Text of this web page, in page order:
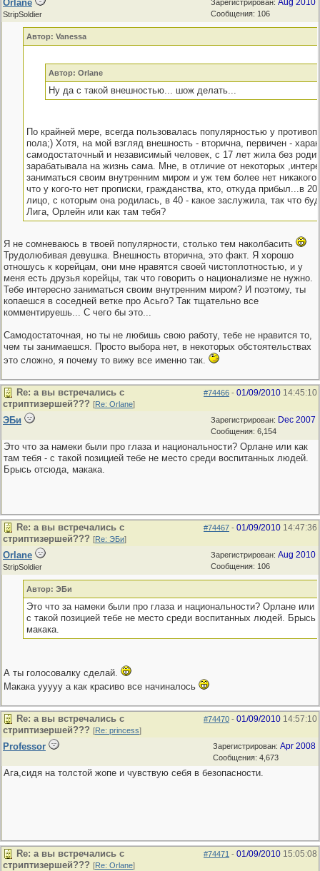
Зарегистрирован: Aug 2010
Сообщения: 106
Orlane
StripSoldier
Автор: Vanessa
Автор: Orlane
Ну да с такой внешностью... шож делать...
По крайней мере, всегда пользовалась популярностью у
пола;) Хотя, на мой взгляд внешность - вторична, первичен -
самодостаточный и независимый человек, с 17 лет жила без
зарабатывала на жизнь сама. Мне, в отличие от некоторых
заниматься своим внутренним миром и уж тем более нет никакого
что у кого-то нет прописки, гражданства, кто, откуда прибыл...в
лицо, с которым она родилась, в 40 - какое заслужила, так что
Лига, Орлейн или как там тебя?
Я не сомневаюсь в твоей популярности, столько тем наколбасить
Трудолюбивая девушка. Внешность вторична, это факт. Я хорошо
отношусь к корейцам, они мне нравятся своей чистоплотностью, и у
меня есть друзья корейцы, так что говорить о национализме не нужно.
Тебе интересно заниматься своим внутренним миром? И поэтому, ты
копаешся в соседней ветке про Асьго? Так тщательно все
комментируешь... С чего бы это...
Самодостаточная, но ты не любишь свою работу, тебе не нравится то,
чем ты занимаешся. Просто выбора нет, в некоторых обстоятельствах
это сложно, я почему то вижу все именно так.
#74466 - 01/09/2010 14:45:10
Re: а вы встречались с
стриптизершей??? [Re: Orlane]
Зарегистрирован: Dec 2007
Сообщения: 6,154
ЭБи
Это что за намеки были про глаза и национальности? Орлане или как
там тебя - с такой позицией тебе не место среди воспитанных людей.
Брысь отсюда, макака.
#74467 - 01/09/2010 14:47:36
Re: а вы встречались с
стриптизершей??? [Re: ЭБи]
Зарегистрирован: Aug 2010
Сообщения: 106
Orlane
StripSoldier
Автор: ЭБи
Это что за намеки были про глаза и национальности? Орлане или
с такой позицией тебе не место среди воспитанных людей. Брысь
макака.
А ты голосовалку сделай.
Макака ууууу а как красиво все начиналось
#74470 - 01/09/2010 14:57:10
Re: а вы встречались с
стриптизершей??? [Re: princess]
Зарегистрирован: Apr 2008
Сообщения: 4,673
Professor
Ага,сидя на толстой жопе и чувствую себя в безопасности.
#74471 - 01/09/2010 15:05:08
Re: а вы встречались с
стриптизершей??? [Re: Orlane]